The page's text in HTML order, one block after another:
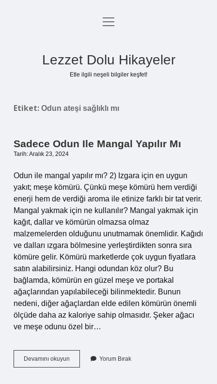
Anasayfa
menüyü
Lezzet Dolu Hikayeler
Etle ilgili neşeli bilgiler keşfet!
Etiket: Odun ateşi sağlıklı mı
Sadece Odun Ile Mangal Yapılır Mı
Tarih: Aralık 23, 2024
Odun ile mangal yapılır mı? 2) Izgara için en uygun
yakıt; meşe kömürü. Çünkü meşe kömürü hem verdiği
enerji hem de verdiği aroma ile etinize farklı bir tat verir.
Mangal yakmak için ne kullanılır? Mangal yakmak için
kağıt, dallar ve kömürün olmazsa olmaz
malzemelerden olduğunu unutmamak önemlidir. Kağıdı
ve dalları ızgara bölmesine yerleştirdikten sonra sıra
kömüre gelir. Kömürü marketlerde çok uygun fiyatlara
satın alabilirsiniz. Hangi odundan köz olur? Bu
bağlamda, kömürün en güzel meşe ve portakal
ağaçlarından yapılabileceği bilinmektedir. Bunun
nedeni, diğer ağaçlardan elde edilen kömürün önemli
ölçüde daha az kaloriye sahip olmasıdır. Şeker ağacı
ve meşe odunu özel bir…
Devamını okuyun
Odun
Yorum Bırak